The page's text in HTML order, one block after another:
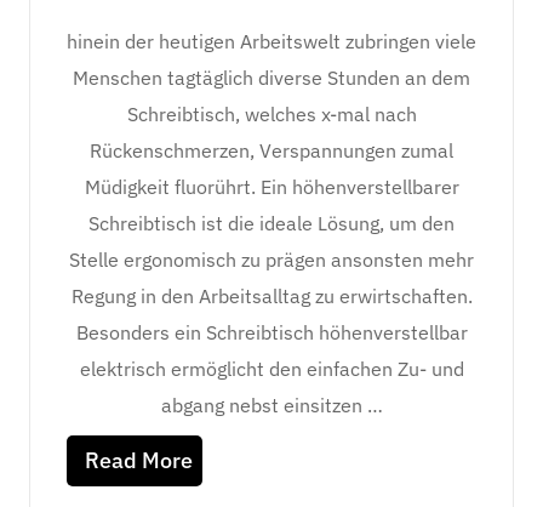
hinein der heutigen Arbeitswelt zubringen viele
Menschen tagtäglich diverse Stunden an dem
Schreibtisch, welches x-mal nach
Rückenschmerzen, Verspannungen zumal
Müdigkeit fluorührt. Ein höhenverstellbarer
Schreibtisch ist die ideale Lösung, um den
Stelle ergonomisch zu prägen ansonsten mehr
Regung in den Arbeitsalltag zu erwirtschaften.
Besonders ein Schreibtisch höhenverstellbar
elektrisch ermöglicht den einfachen Zu- und
abgang nebst einsitzen …
Read More